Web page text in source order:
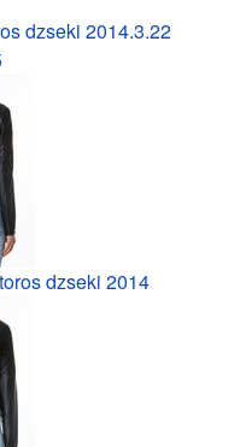
dzseki 2014.3.22
dzseki 2014